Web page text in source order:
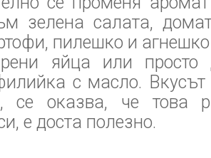
зелена салата,
пилешко и
яйца или
с масло.
се оказва, че това
е доста полезно.